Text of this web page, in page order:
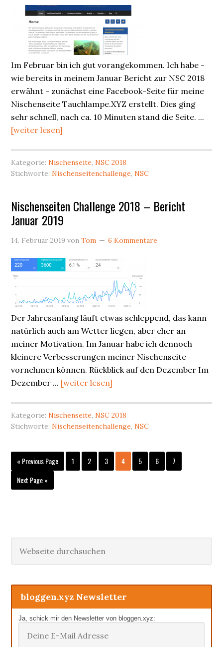
Im Februar bin ich gut vorangekommen. Ich habe -
wie bereits in meinem Januar Bericht zur NSC 2018
erwähnt - zunächst eine Facebook-Seite für meine
Nischenseite Tauchlampe.XYZ erstellt. Dies ging
sehr schnell, nach ca. 10 Minuten stand die Seite. ...
[weiter lesen]
Kategorie:Nischenseite,NSC 2018
Stichworte:Nischenseitenchallenge,NSC
Nischenseiten Challenge 2018 – Bericht
Januar 2019
14. Februar 2019 vonTom 6 Kommentare
Der Jahresanfang läuft etwas schleppend, das kann
natürlich auch am Wetter liegen, aber eher an
meiner Motivation. Im Januar habe ich dennoch
kleinere Verbesserungen meiner Nischenseite
vornehmen können. Rückblick auf den Dezember Im
Dezember ... [weiter lesen]
Kategorie:Nischenseite,NSC 2018
Stichworte:Nischenseitenchallenge,NSC
« Go
Previous Page Seite
1 Seite
2 Seite
3 Seite
4 Seite
5 Seite
6 Seite
7
Go
to
Next Page »
Haupt-
Sidebar
durchsuchen
bloggen.xyz Newsletter
Ja, schick mir den Newsletter von bloggen.xyz: